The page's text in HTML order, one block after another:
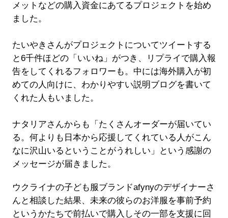
メットなどの購入資金にあてるプロジェクトを始め
ました。
たいやきさんがプロジェクトについてツイートする
と6千件ほどの「いいね」がつき、リプライで購入報
告をしてくれるフォロワーも。中には海外購入が初
めての人向けに、わかりやすい説明ブログを書いて
くれた人もいました。
ナタリアさんからも「たくさんオーダーが届いてい
る。何よりも日本から応援してくれている人がこん
なに沢山いるということがうれしい」という感謝の
メッセージが届きました。
ウクライナの子ども服ブランドafynyのデザイナーさ
んと相談した結果、未来の彼らのお洋服を事前予約
というかたちで前払いで購入しその一部を支援に回